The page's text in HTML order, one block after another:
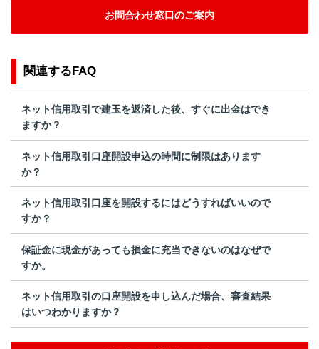
お問合わせ窓口のご案内
関連するFAQ
ネット信用取引で建玉を返済した後、すぐに出金はでき
ますか？
ネット信用取引口座開設申込の時間に制限はあります
か？
ネット信用取引口座を開設するにはどうすればいいので
すか？
保証金に現金があっても損金に充当できないのはなぜで
すか。
ネット信用取引の口座開設を申し込んだ場合、審査結果
はいつわかりますか？